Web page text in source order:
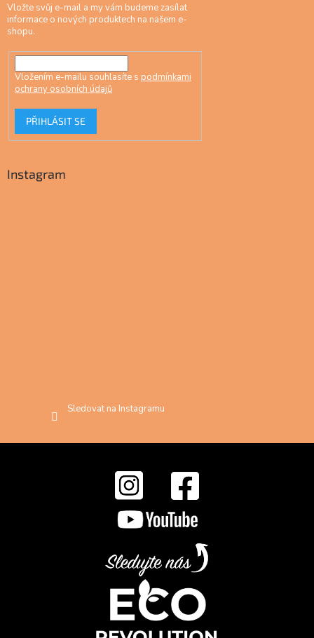
Vložte svůj e-mail a my vám budeme zasílat
informace o nových produktech na našem e-
shopu.
Vložením e-mailu souhlasíte s podmínkami
ochrany osobních údajů
PŘIHLÁSIT SE
Instagram
Sledovat na Instagramu